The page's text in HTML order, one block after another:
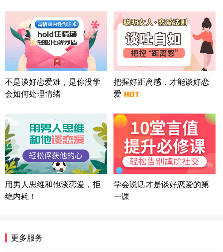
情感方案
北京-朝阳 151****3189
22分钟前
微信用户 巧?媚儿 通过此页面咨询，已获得专属情感
方案
上海-浦东 177****9074
56分钟前
微信用户 Liberty 通过此页面咨询，已获得专属情感
方案
广东-广州 188****5632
湖北-武汉 135****7410
41分钟前
微信用户 困困魚? 通过此页面咨询，已获得专属情感
方案
陕西-西安 139****6283
3分钟前
情感方案
浙江-宁波 150****8921
不是谈好恋爱难，是你没学
会如何处理情绪
把握好距离感，才能谈好恋
爱
用男人思维和他谈恋爱，拒
绝内耗！
学会说话才是谈好恋爱的第
一课
更多服务